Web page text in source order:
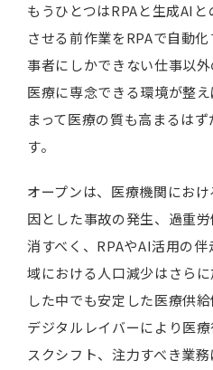
もうひとつはRPAと生成AI
させる前作業をRPAで自動
事者にしかできない仕事以
医療に専念できる環境が整
まって医療の質も高まるは
す。
オープンは、医療機関にお
因とした事故の発生、過重
消すべく、RPAやAI活用の
域における人口減少はさら
した中でも安定した医療供
デジタルレイバーにより医
スクシフト、注力すべき業